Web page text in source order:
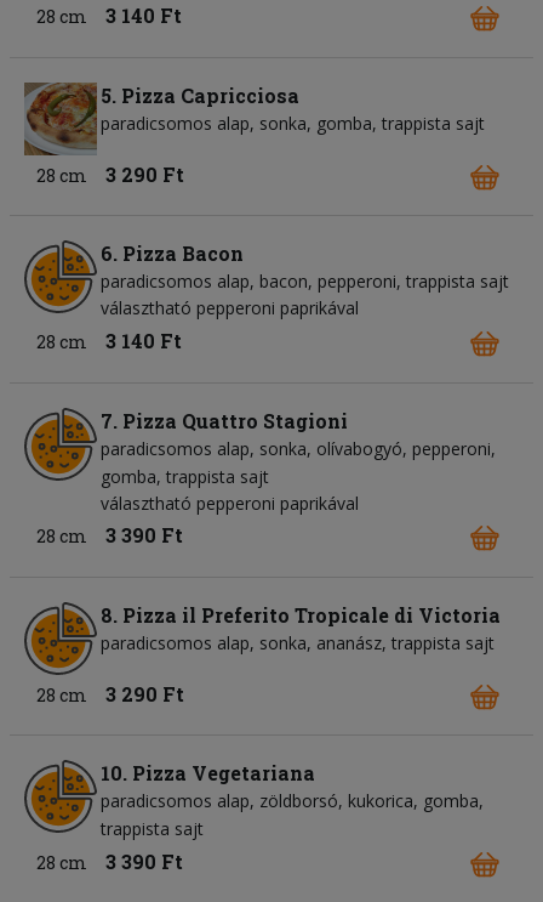
28 cm 3 140 Ft
5. Pizza Capricciosa
paradicsomos alap sonka gomba trappista sajt
28 cm 3 290 Ft
6. Pizza Bacon
paradicsomos alap bacon pepperoni trappista sajt
választható pepperoni paprikával
28 cm
3 140 Ft
7. Pizza Quattro Stagioni
paradicsomos alap sonka olívabogyó pepperoni
gomba trappista sajt
választható pepperoni paprikával
28 cm
3 390 Ft
8. Pizza il Preferito Tropicale di Victoria
paradicsomos alap sonka ananász trappista sajt
28 cm 3 290 Ft
10. Pizza Vegetariana
paradicsomos alap zöldborsó kukorica gomba
trappista sajt
28 cm
3 390 Ft